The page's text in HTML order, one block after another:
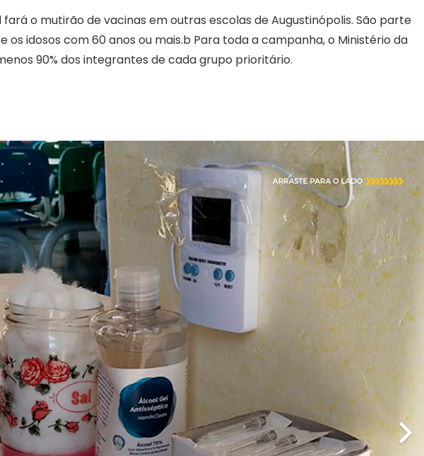
o mutirão de vacinas em outras escolas de Augustinópolis. São parte
os idosos com 60 anos ou mais.b Para toda a campanha, o Ministério da
90% dos integrantes de cada grupo prioritário.